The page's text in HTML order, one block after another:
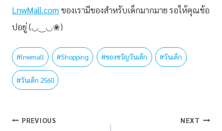
LnwMall.comของเรามีของสำหรับเด็กมากมาย รอให้คุณช้อ
ปอยู่ (◡‿◡❀)
#lnwmall #Shopping #ของขวัญวันเด็ก #วันเด็ก
#วันเด็ก 2560
PREVIOUS NEXT